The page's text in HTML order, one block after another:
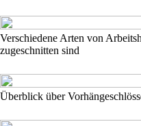
Verschiedene Arten von
zugeschnitten sind
Überblick über